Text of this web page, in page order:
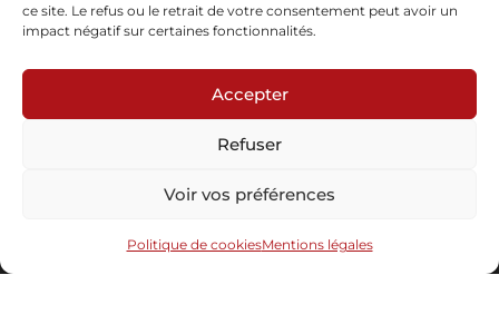
ce site. Le refus ou le retrait de votre consentement peut avoir un
impact négatif sur certaines fonctionnalités.
Accepter
Refuser
Voir vos préférences
Politique de cookiesMentions légales